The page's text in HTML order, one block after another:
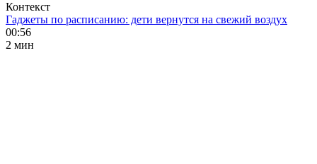
Контекст
Гаджеты по расписанию: дети вернутся на свежий воздух
00:56
2 мин